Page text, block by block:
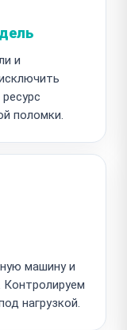
и
поломки.
машину и
нагрузкой.